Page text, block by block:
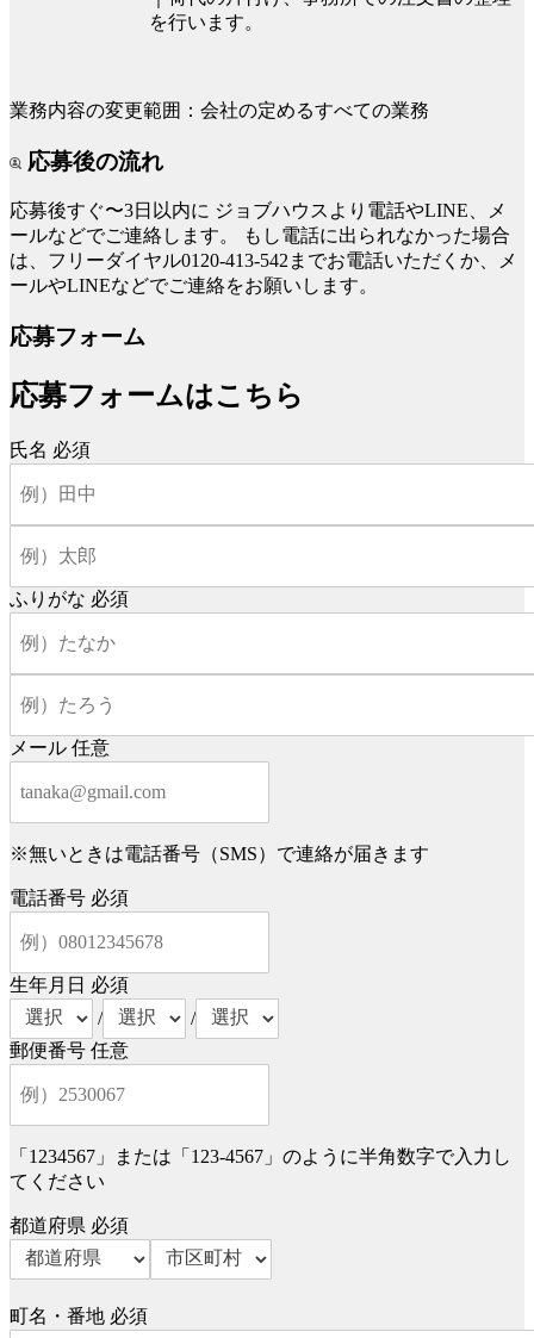
を行います。
業務内容の変更範囲：会社の定めるすべての業務
応募後の流れ
応募後すぐ〜3日以内に ジョブハウスより電話やLINE、メ
ールなどでご連絡します。
もし電話に出られなかった場合
は、フリーダイヤル0120-413-542までお電話いただくか、メ
ールやLINEなどでご連絡をお願いします。
応募フォーム
応募フォームはこちら
氏名 必須
ふりがな 必須
メール 任意
※無いときは電話番号（SMS）で連絡が届きます
電話番号 必須
生年月日 必須
/
/
郵便番号 任意
「1234567」または「123-4567」のように半角数字で入力し
てください
都道府県 必須
町名・番地 必須